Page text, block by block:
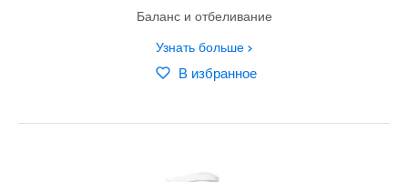
Баланс и отбеливание
Узнать больше
В избранное